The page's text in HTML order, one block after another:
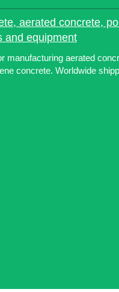
aerated concrete,
and equipment
manufacturing aerated
concrete. Worldwide